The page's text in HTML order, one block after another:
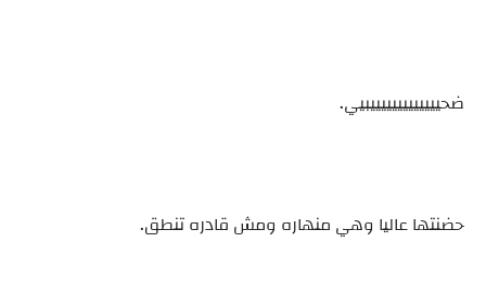
ضحيييييييييييييبيي.
حضنتها عاليا وهي منهاره ومش قادره تنطق.